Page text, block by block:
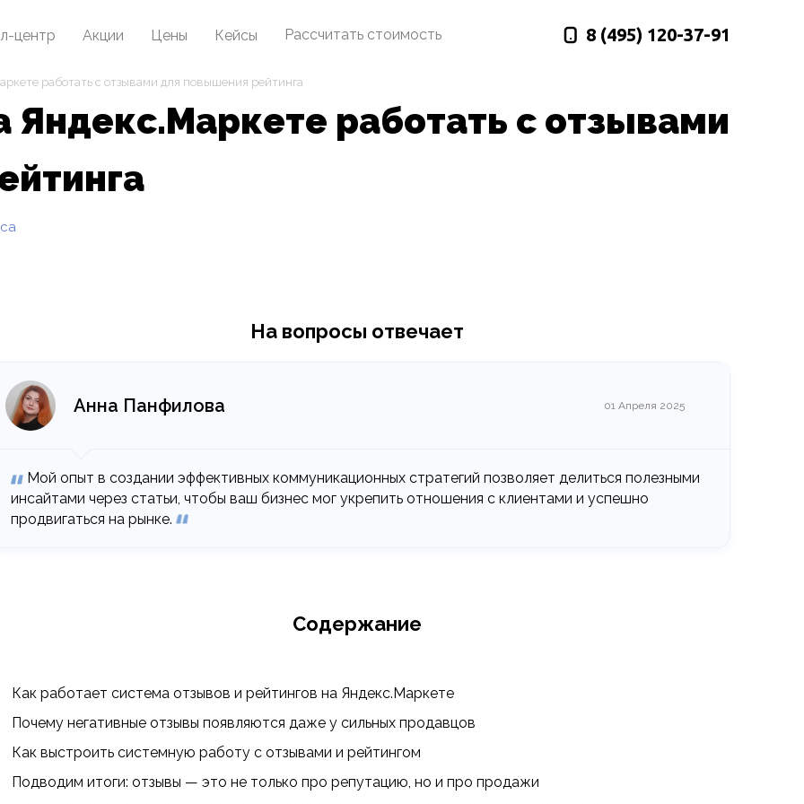
центр Акции Цены Кейсы Рассчитать стоимость 8 (495) 120-37-91
работать с отзывами для повышения рейтинга
Яндекс.Маркете работать с отзывами
На вопросы отвечает
Анна Панфилова 01 Апреля 2025
Мой опыт в создании эффективных коммуникационных стратегий позволяет делиться полезными
инсайтами через статьи, чтобы ваш бизнес мог укрепить отношения с клиентами и успешно
продвигаться на рынке.
Содержание
Как работает система отзывов и рейтингов на Яндекс.Маркете
Почему негативные отзывы появляются даже у сильных продавцов
Как выстроить системную работу с отзывами и рейтингом
Подводим итоги: отзывы — это не только про репутацию, но и про продажи